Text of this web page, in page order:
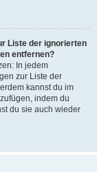
Liste der ignorierten
entfernen?
In jedem
zur Liste der
kannst du im
indem du
du sie auch wieder